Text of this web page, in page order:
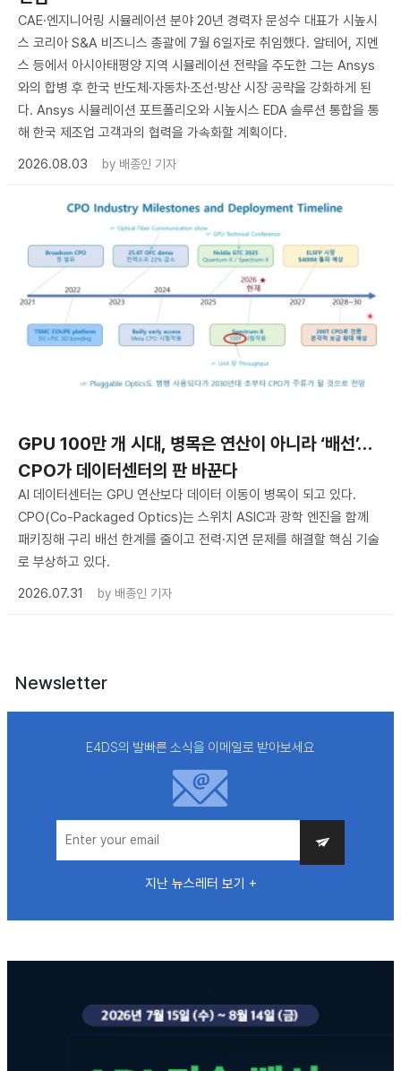
CAE·엔지니어링 시뮬레이션 분야 20년 경력자 문성수 대표가 시높시
스 코리아 S&A 비즈니스 총괄에 7월 6일자로 취임했다. 알테어, 지멘
스 등에서 아시아태평양 지역 시뮬레이션 전략을 주도한 그는 Ansys
와의 합병 후 한국 반도체·자동차·조선·방산 시장 공략을 강화하게 된
다. Ansys 시뮬레이션 포트폴리오와 시높시스 EDA 솔루션 통합을 통
해 한국 제조업 고객과의 협력을 가속화할 계획이다.
2026.08.03
by 배종인 기자
GPU 100만 개 시대, 병목은 연산이 아니라 ‘배선’…
CPO가 데이터센터의 판 바꾼다
AI 데이터센터는 GPU 연산보다 데이터 이동이 병목이 되고 있다.
CPO(Co-Packaged Optics)는 스위치 ASIC과 광학 엔진을 함께
패키징해 구리 배선 한계를 줄이고 전력·지연 문제를 해결할 핵심 기술
로 부상하고 있다.
2026.07.31
by 배종인 기자
Newsletter
E4DS의 발빠른 소식을 이메일로 받아보세요
지난 뉴스레터 보기 +